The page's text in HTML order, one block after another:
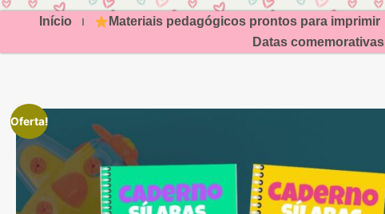
Início Materiais pedagógicos prontos para imprimir
Datas comemorativas
Oferta!